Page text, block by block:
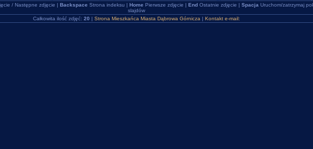
/ Następne zdjęcie | Backspace Strona indeksu | Home Pierwsze zdjęcie | EndOstatnie zdjęcie | Spacja Uruchom/zatrzymaj
slajdów
Całkowita ilość zdjęć: 20 | Strona Mieszkańca Miasta Dąbrowa Górnicza | Kontakt e-mail: